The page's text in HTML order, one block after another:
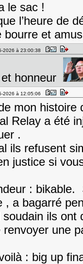
le sac !
l’heure de
bourre et
2026 à 23:00:38
honneur
2026 à 12:05:06
mon histoire
Relay a été
.
ils refusent
justice si
: bikable.
, a bagarré
soudain ils ont
renvoyer une
: big up